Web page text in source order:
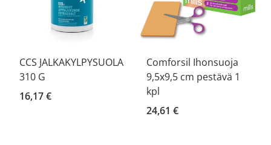
CCS JALKAKYLPYSUOLA
310 G
16,17 €
Comforsil Ihonsuoja
9,5x9,5 cm pestävä 1
kpl
24,61 €